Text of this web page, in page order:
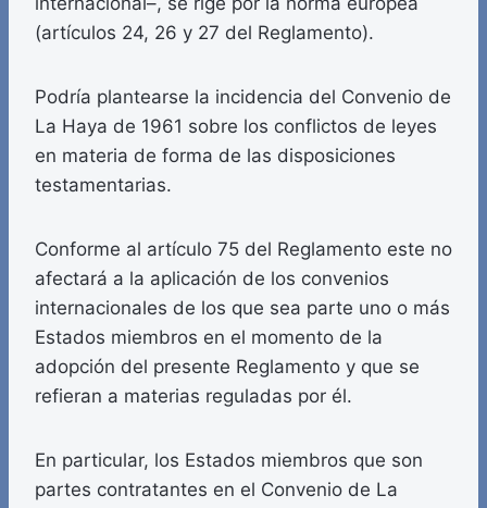
(artículos 24, 26 y 27 del Reglamento).
Podría plantearse la incidencia del Convenio de
La Haya de 1961 sobre los conflictos de leyes
en materia de forma de las disposiciones
testamentarias.
Conforme al artículo 75 del Reglamento este no
afectará a la aplicación de los convenios
internacionales de los que sea parte uno o más
Estados miembros en el momento de la
adopción del presente Reglamento y que se
refieran a materias reguladas por él.
En particular, los Estados miembros que son
partes contratantes en el Convenio de La